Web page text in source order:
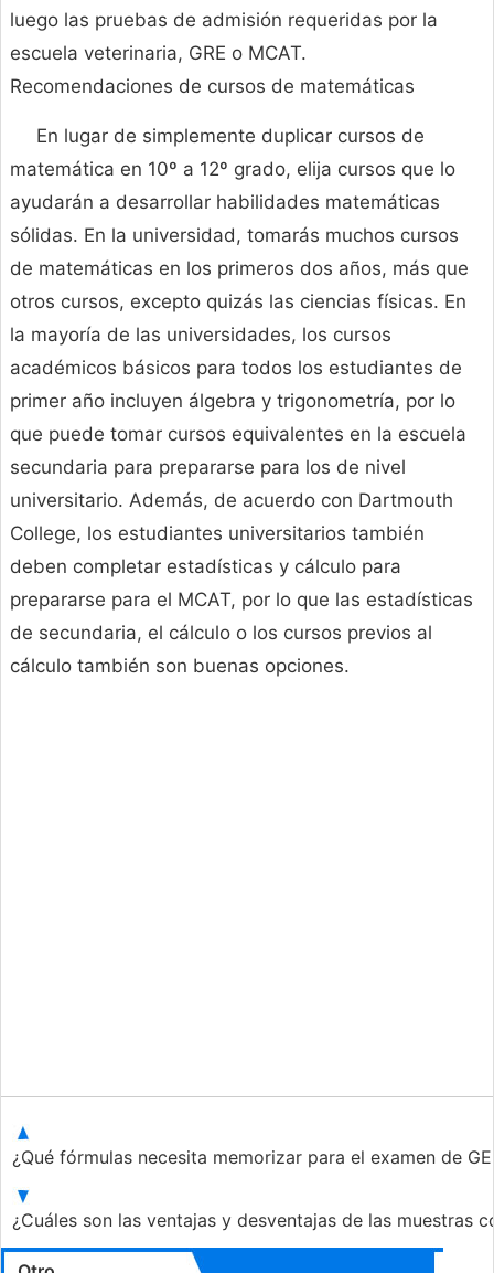
luego las pruebas de admisión requeridas por la
escuela veterinaria, GRE o MCAT.
Recomendaciones de cursos de matemáticas
En lugar de simplemente duplicar cursos de
matemática en 10º a 12º grado, elija cursos que lo
ayudarán a desarrollar habilidades matemáticas
sólidas. En la universidad, tomarás muchos cursos
de matemáticas en los primeros dos años, más que
otros cursos, excepto quizás las ciencias físicas. En
la mayoría de las universidades, los cursos
académicos básicos para todos los estudiantes de
primer año incluyen álgebra y trigonometría, por lo
que puede tomar cursos equivalentes en la escuela
secundaria para prepararse para los de nivel
universitario. Además, de acuerdo con Dartmouth
College, los estudiantes universitarios también
deben completar estadísticas y cálculo para
prepararse para el MCAT, por lo que las estadísticas
de secundaria, el cálculo o los cursos previos al
cálculo también son buenas opciones.
¿Qué fórmulas necesita memorizar para el examen de
¿Cuáles son las ventajas y desventajas de las muestras